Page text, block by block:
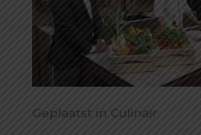
Geplaatst in Culinair